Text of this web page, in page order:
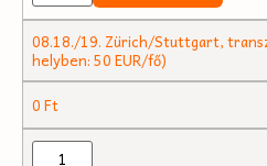
08.18./19. Zürich/Stuttgart,
helyben: 50 EUR/fő)
0Ft